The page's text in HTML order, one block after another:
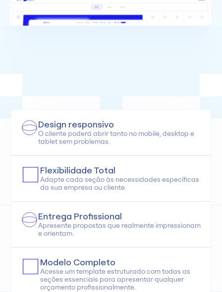
Design responsivo
O cliente poderá abrir tanto no mobile, desktop e
tablet sem problemas.
Flexibilidade Total
Adapte cada seção às necessidades específicas
da sua empresa ou cliente.
Entrega Profissional
Apresente propostas que realmente impressionam
e orientam.
Modelo Completo
Acesse um template estruturado com todas as
seções essenciais para apresentar qualquer
orçamento profissionalmente.